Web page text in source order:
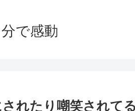
分で感動
れたり嘲笑されて